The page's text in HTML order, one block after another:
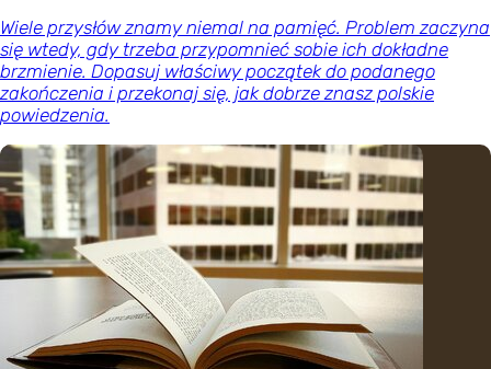
Wiele przysłów znamy niemal na pamięć. Problem zaczyna
się wtedy, gdy trzeba przypomnieć sobie ich dokładne
brzmienie. Dopasuj właściwy początek do podanego
zakończenia i przekonaj się, jak dobrze znasz polskie
powiedzenia.